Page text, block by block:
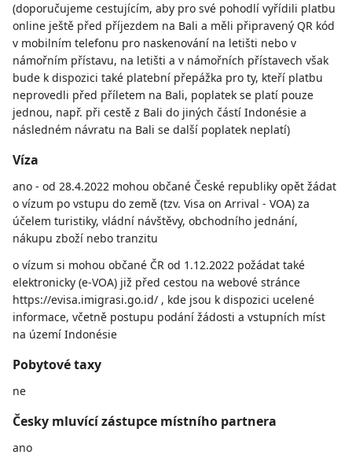
(doporučujeme cestujícím, aby pro své pohodlí vyřídili platbu
online ještě před příjezdem na Bali a měli připravený QR kód
v mobilním telefonu pro naskenování na letišti nebo v
námořním přístavu, na letišti a v námořních přístavech však
bude k dispozici také platební přepážka pro ty, kteří platbu
neprovedli před příletem na Bali, poplatek se platí pouze
jednou, např. při cestě z Bali do jiných částí Indonésie a
následném návratu na Bali se další poplatek neplatí)
Víza
ano - od 28.4.2022 mohou občané České republiky opět žádat
o vízum po vstupu do země (tzv. Visa on Arrival - VOA) za
účelem turistiky, vládní návštěvy, obchodního jednání,
nákupu zboží nebo tranzitu
o vízum si mohou občané ČR od 1.12.2022 požádat také
elektronicky (e-VOA) již před cestou na webové stránce
https://evisa.imigrasi.go.id/ , kde jsou k dispozici ucelené
informace, včetně postupu podání žádosti a vstupních míst
na území Indonésie
Pobytové taxy
ne
Česky mluvící zástupce místního partnera
ano